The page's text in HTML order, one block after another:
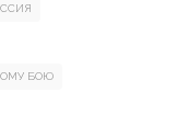
БОЮ